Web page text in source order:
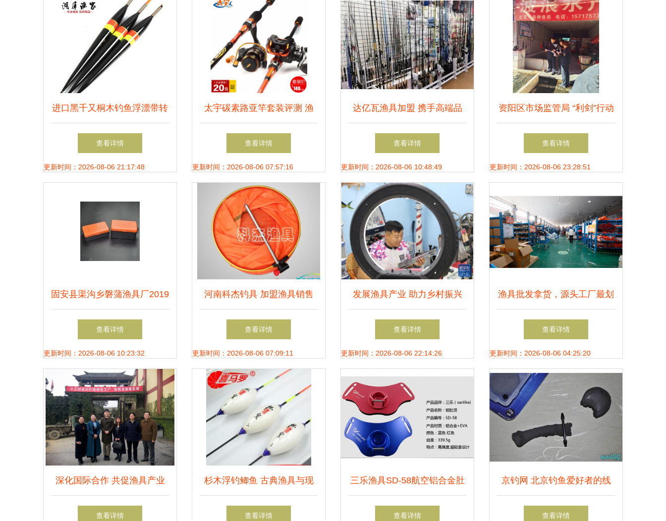
进口黑千又桐木钓鱼浮漂带转
环矶钓两用夜光棒弹簧鱼漂浮
标批发 品质与多样的完美结
查看详情
更新时间：2026-08-06 21:17:48
太宇碳素路亚竿套装评测 渔
具新手与行家的利器之选
查看详情
更新时间：2026-08-06 07:57:16
达亿瓦渔具加盟 携手高端品
牌，开启渔具销售新篇章
查看详情
更新时间：2026-08-06 10:48:49
资阳区市场监管局 “利剑”行动
遏制舌尖上的“野味”与渔具销
售
查看详情
更新时间：2026-08-06 23:28:51
固安县渠沟乡磐蒲渔具厂2019
年垂钓渔具用品及钓鱼配件价
格与销售指南
查看详情
更新时间：2026-08-06 10:23:32
河南科杰钓具 加盟渔具销售
新机遇，携手共创辉煌未来
查看详情
更新时间：2026-08-06 07:09:11
发展渔具产业 助力乡村振兴
查看详情
更新时间：2026-08-06 22:14:26
渔具批发拿货，源头工厂最划
算！渔具销售秘籍大公开
查看详情
更新时间：2026-08-06 04:25:20
深化国际合作 共促渔具产业
升级 韩国国际发展合作促进
查看详情
杉木浮钓鲫鱼 古典渔具与现
代销售的艺术结合
查看详情
三乐渔具SD-58航空铝合金肚
顶海钓产品 厂家直销价格与
查看详情
京钓网 北京钓鱼爱好者的线
上家园与一站式服务平台
查看详情